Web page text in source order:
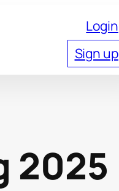
Login
Sign up
2025